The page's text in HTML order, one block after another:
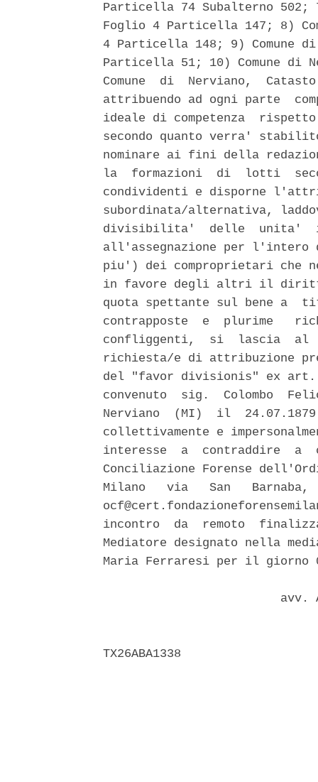
Particella 74 Subalterno 502;
Foglio 4 Particella 147; 8)
4 Particella 148; 9) Comune
Particella 51; 10) Comune
Comune  di  Nerviano,
attribuendo ad ogni parte
ideale di competenza
secondo quanto verra'
nominare ai fini della
la  formazioni  di  lotti
condividenti e disporne
subordinata/alternativa,
divisibilita'  delle  unita'
all'assegnazione per
piu') dei comproprietari che
in favore degli altri il diritto
quota spettante sul bene a
contrapposte  e  plurime
confliggenti,  si  lascia  al
richiesta/e di attribuzione
del "favor divisionis" ex
convenuto  sig.  Colombo
Nerviano  (MI)  il
collettivamente e
interesse  a  contraddire  a
Conciliazione Forense
Milano   via   San
incontro  da  remoto
Mediatore designato nella
Maria Ferraresi per il giorno